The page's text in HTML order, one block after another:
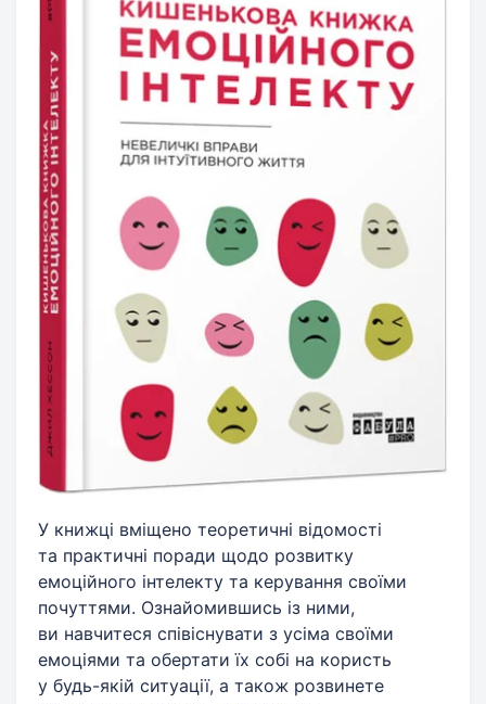
У книжці вміщено теоретичні відомості
та практичні поради щодо розвитку
емоційного інтелекту та керування своїми
почуттями. Ознайомившись із ними,
ви навчитеся співіснувати з усіма своїми
емоціями та обертати їх собі на користь
у будь-якій ситуації, а також розвинете